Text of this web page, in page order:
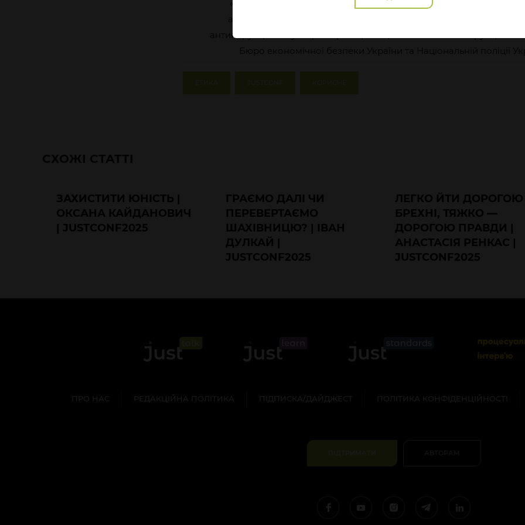
«Azones», Юридичній компанії Miller, а також Верховному Суду,
антикорупційному суду, Офісу Генерального прокурора,
антикорупційному бюро України, Спеціалізованій антикорупційній
Бюро економічної безпеки України та Національній поліції
ЗАХИСТИТИ ЮНІСТЬ |
ОКСАНА КАЙДАНОВИЧ
| JUSTCONF2025
ГРАЄМО ДАЛІ ЧИ
ПЕРЕВЕРТАЄМО
ШАХІВНИЦЮ? | ІВАН
ДУЛКАЙ |
JUSTCONF2025
ЛЕГКО ЙТИ ДОРОГОЮ
БРЕХНІ, ТЯЖКО —
ДОРОГОЮ ПРАВДИ |
АНАСТАСІЯ РЕНКАС |
JUSTCONF2025
ПРО НАС РЕДАКЦІЙНА ПОЛІТИКА ПІДПИСКА/ДАЙДЖЕСТ ПОЛІТИКА КОНФІДЕНЦІЙНОСТІ